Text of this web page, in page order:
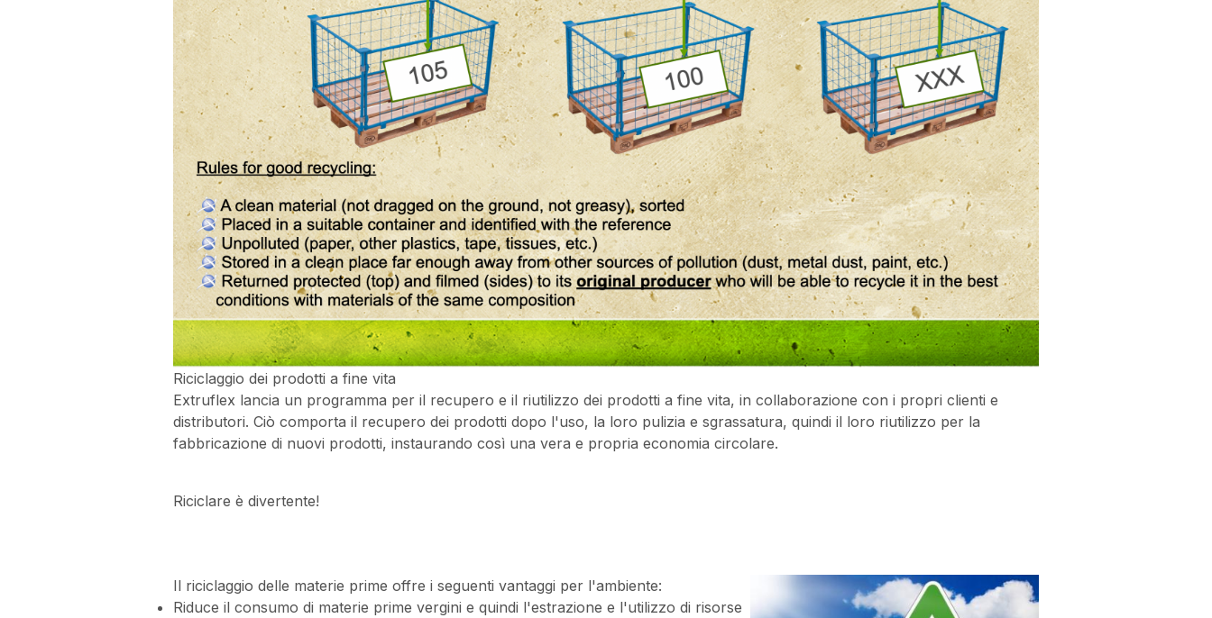
Riciclaggio dei prodotti a fine vita
Extruflex lancia un programma per il recupero e il riutilizzo dei prodotti a fine vita, in collaborazione con i propri clienti e
distributori. Ciò comporta il recupero dei prodotti dopo l'uso, la loro pulizia e sgrassatura, quindi il loro riutilizzo per la
fabbricazione di nuovi prodotti, instaurando così una vera e propria economia circolare.
Riciclare è divertente!
Il riciclaggio delle materie prime offre i seguenti vantaggi per l'ambiente:
Riduce il consumo di materie prime vergini e quindi l'estrazione e l'utilizzo di risorse